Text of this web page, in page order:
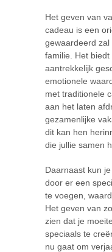
Het geven van
cadeau is een
gewaardeerd
familie. Het
aantrekkelijk
emotionele
met traditionele
aan het laten
gezamenlijke
dit kan hen
die jullie samen
Daarnaast kun
door er een
te voegen,
Het geven van
zien dat je
speciaals te
nu gaat om